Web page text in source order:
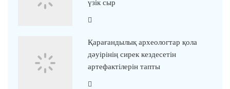
үзік сыр
Қарағандылық археологтар қола
дәуірінің сирек кездесетін
артефактілерін тапты